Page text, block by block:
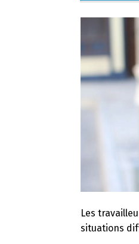
Les
situations